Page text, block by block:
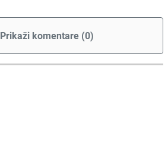
Prikaži komentare (0)